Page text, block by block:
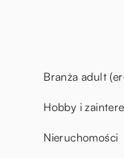
Branża adult
Hobby i
Nieruchomości